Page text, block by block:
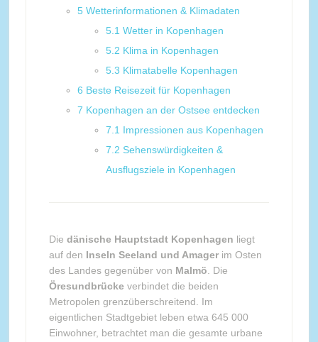
5 Wetterinformationen & Klimadaten
5.1 Wetter in Kopenhagen
5.2 Klima in Kopenhagen
5.3 Klimatabelle Kopenhagen
6 Beste Reisezeit für Kopenhagen
7 Kopenhagen an der Ostsee entdecken
7.1 Impressionen aus Kopenhagen
7.2 Sehenswürdigkeiten &
Ausflugsziele in Kopenhagen
Die dänische Hauptstadt Kopenhagen liegt
auf den Inseln Seeland und Amagerim Osten
des Landes gegenüber von Malmö . Die
Öresundbrücke verbindet die beiden
Metropolen grenzüberschreitend. Im
eigentlichen Stadtgebiet leben etwa 645 000
Einwohner, betrachtet man die gesamte urbane